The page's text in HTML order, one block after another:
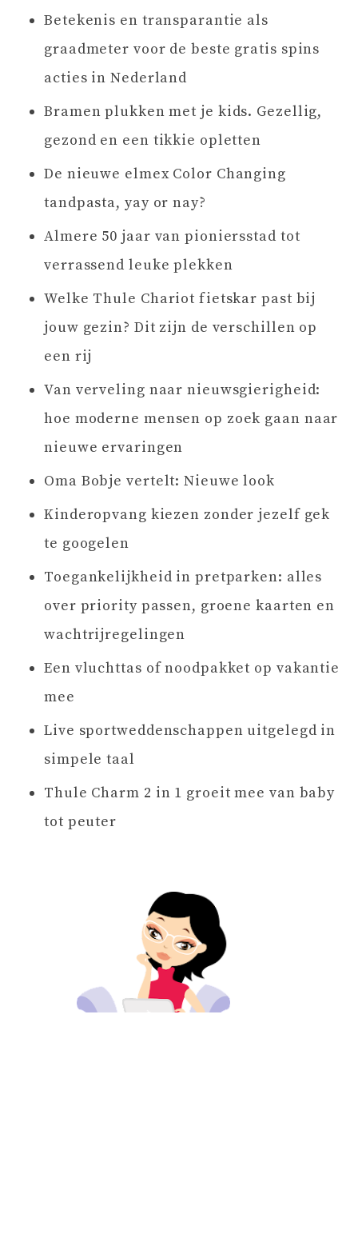
Betekenis en transparantie als
graadmeter voor de beste gratis spins
acties in Nederland
Bramen plukken met je kids. Gezellig,
gezond en een tikkie opletten
De nieuwe elmex Color Changing
tandpasta, yay or nay?
Almere 50 jaar van pioniersstad tot
verrassend leuke plekken
Welke Thule Chariot fietskar past bij
jouw gezin? Dit zijn de verschillen op
een rij
Van verveling naar nieuwsgierigheid:
hoe moderne mensen op zoek gaan naar
nieuwe ervaringen
Oma Bobje vertelt: Nieuwe look
Kinderopvang kiezen zonder jezelf gek
te googelen
Toegankelijkheid in pretparken: alles
over priority passen, groene kaarten en
wachtrijregelingen
Een vluchttas of noodpakket op vakantie
mee
Live sportweddenschappen uitgelegd in
simpele taal
Thule Charm 2 in 1 groeit mee van baby
tot peuter